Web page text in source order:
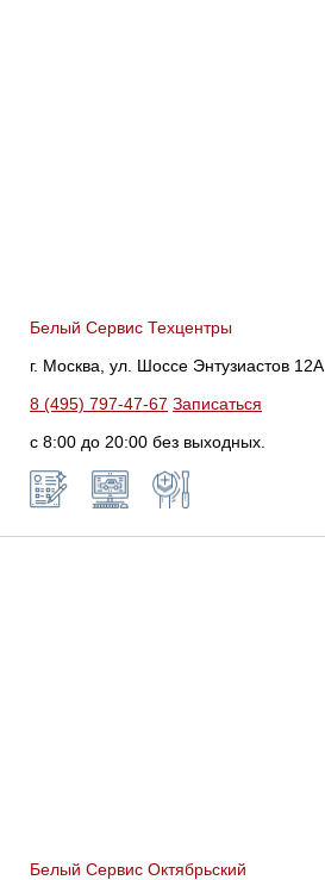
Белый Сервис Техцентры
г. Москва, ул. Шоссе Энтузиастов 12А
8 (495) 797-47-67 Записаться
с 8:00 до 20:00 без выходных.
Белый Сервис Октябрьский